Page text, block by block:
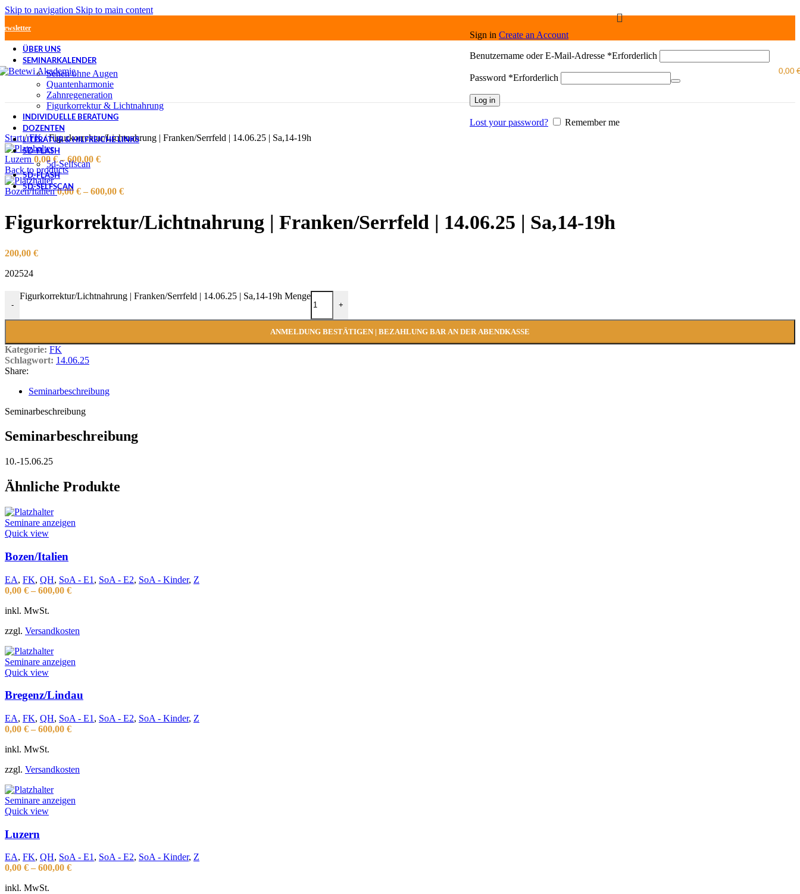
Skip to navigation Skip to main content
Sign in Create an Account
Benutzername oder E-Mail-Adresse *Erforderlich
Password *Erforderlich
Log in
Lost your password? Remember me
0,00
ÜBER UNS
SEMINARKALENDER
Sehen ohne Augen
Quantenharmonie
Zahnregeneration
Figurkorrektur & Lichtnahrung
INDIVIDUELLE BERATUNG
DOZENTEN
LITERATUR & HILFREICHE LINKS
5D-FLASH
5d-Selfscan
5D-FLASH
5D-SELFSCAN
Start/ FK/ Figurkorrektur/Lichtnahrung | Franken/Serrfeld | 14.06.25 | Sa,14-19h
Luzern 0,00 €– 600,00 €
Back to products
Bozen/Italien0,00 € – 600,00 €
Figurkorrektur/Lichtnahrung | Franken/Serrfeld | 14.06.25 | Sa,14-19h
200,00 €
202524
-
Figurkorrektur/Lichtnahrung | Franken/Serrfeld | 14.06.25 | Sa,14-19h Menge
+
ANMELDUNG BESTÄTIGEN | BEZAHLUNG BAR AN DER ABENDKASSE
Kategorie: FK
Schlagwort: 14.06.25
Share:
Seminarbeschreibung
Seminarbeschreibung
Seminarbeschreibung
10.-15.06.25
Ähnliche Produkte
Seminare anzeigen
Quick view
Bozen/Italien
EA, FK, QH, SoA - E1 , SoA - E2, SoA - Kinder, Z
0,00 € – 600,00 €
inkl. MwSt.
zzgl. Versandkosten
Seminare anzeigen
Quick view
Bregenz/Lindau
EA, FK, QH, SoA - E1 , SoA - E2, SoA - Kinder, Z
0,00 € – 600,00 €
inkl. MwSt.
zzgl. Versandkosten
Seminare anzeigen
Quick view
Luzern
EA, FK, QH, SoA - E1, SoA - E2, SoA - Kinder, Z
0,00 € – 600,00 €
inkl. MwSt.